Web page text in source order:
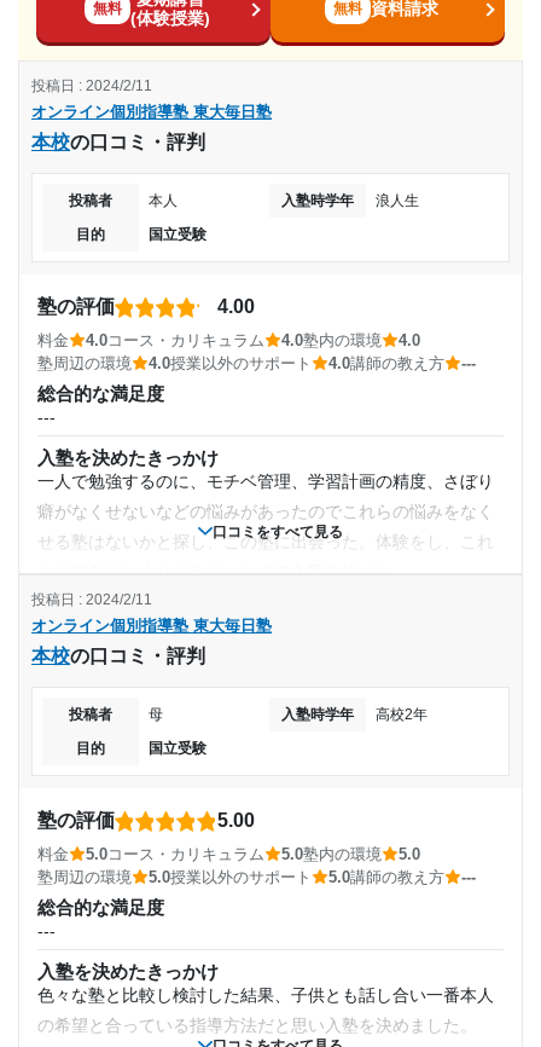
---
この度は口コミのご投稿誠にありがとうございます！
そして高評価をしていただき誠にありがとうございま
「メンターの方の熱意やサポートをしている姿を見てと
ても好感がもてたので入塾しました。」とのお言葉大変
うれしく思います。
引き続き国立受験 という目標達成に向けて全力でサポ
今後も何かお困りごとやご相談がありましたらいつでも
ご連絡いただけますと幸いでございます。
引き続きよろしくお願いいたします。
※料金は口コミされた方が支払った金額の目安です。実際の料金とは異なる可
オンライン個別指導塾 東大毎日塾 本校の口コミをもっと見る
達成
部活が忙しくなかなか塾へ通う事が出来ずにいました
志望校と合格状況
---
塾からの返信
この度は口コミのご投稿誠にありがとうございます！
そして高評価をしていただき誠にありがとうございま
す！
イスをいただき学習以外のメンタル面も気にかけてもら
ってます。」とのお言葉大変うれしく思います。
引き続き国立受験という目標達成に向けて全力でサポー
今後も何かお困りごとやご相談がありましたらいつでも
ご連絡いただけますと幸いでございます。
※料金は口コミされた方が支払った金額の目安です。実際の料金とは異なる可
能性がございますので、詳しくは塾にお問い合わせください。
オンライン個別指導塾 東大毎日塾 本校の口コミをもっと見る
通塾期間
受講コース
通年
通塾頻度
---
1日あたりの授業時間
---
30,000円〜50,000円
未達成
目的はテストの点をあげることや大学に合格すること
で、まだ塾を初めてからテストの結果が返ってきてない
ので達成はされてない
することができて効率よく勉強することができるため、入塾
を決めた。
---
料金
入会金や教材費、合宿費など、他の予備校等で発生する追加
定になっている。
コース・カリキュラム
あり、非常に充実していると感じた。
講師の教え方
---
塾内の環境
チャットツール等を活用したオンライン形式であり、通学時
間等がかからず、効率的な時間の活用が可能。
塾周辺の環境
オンライン形式で毎日質問し放題であり、面談日以外でも、
都度疑問点などを質問できるため、学習の進捗管理 の環境が
授業以外のサポート
(相談・面談、家庭学習のサポート、授業以外のコミュニケーション等)
オンライン形式で毎日質問し放題であり、面談日以外でも、
都度疑問点などを質問できるため、学習の進捗管理 の環境が
2024年1月〜通塾中 (投稿日時点)
入塾時の学年
受講コース
無料 (体験授業)
無料 資料請求
口コミをすべて見る
オンライン個別指導塾 東大毎日塾
本校の口コミ・評判
投稿日 : 2024/2/11
投稿者 本人 入塾時学年
浪人生
目的
国立受験
塾の評価 4.00
料金 4.0コース・カリキュラム 4.0塾内の環境
4.0
塾周辺の環境
4.0授業以外のサポート 4.0講師の教え方 ---
総合的な満足度
---
入塾を決めたきっかけ
一人で勉強するのに、モチベ管理、学習計画の精度、さぼり
癖がなくせないなどの悩みがあったのでこれらの悩みをなく
せる塾はないかと探し、この塾に出会った。体験をし、これ
塾の雰囲気
---
料金
24時間質問対応してくれるのでそれを一つの授業とみれば妥
当かなとも感じた。
24時間東大生が質問対応してくれるので普段の学習で詰まっ
たらすぐに解決できるのがよかった。
講師の教え方
---
塾内の環境
言うなら仕事用のメッセージアプリや勉強記録アプリを活用
して学習管理をしやすくしていたのがよかった
オンライン個別指導塾 東大毎日塾
本校の口コミ・評判
投稿日 : 2024/2/11
投稿者 母 入塾時学年
高校2年
目的
国立受験
塾の評価 5.00
料金 5.0コース・カリキュラム 5.0塾内の環境
5.0
塾周辺の環境
5.0授業以外のサポート 5.0講師の教え方 ---
総合的な満足度
---
入塾を決めたきっかけ
色々な塾と比較し検討した結果、子供とも話し合い一番本人
の希望と合っている指導方法だと思い入塾を決めました。